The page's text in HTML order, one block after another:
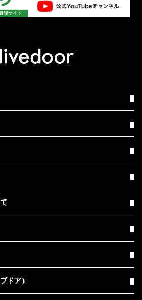
ドア）